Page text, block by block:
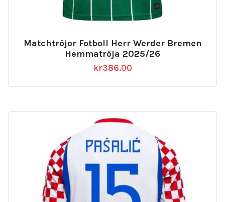
Matchtröjor Fotboll Herr Werder Bremen
Hemmatröja 2025/26
kr386.00